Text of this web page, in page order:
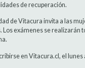
de recuperación.
de Vitacura invita a las
exámenes se realizarán
en Vitacura.cl, el